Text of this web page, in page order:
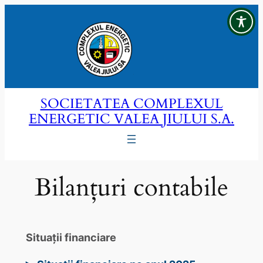
SOCIETATEA COMPLEXUL
ENERGETIC VALEA JIULUI S.A.
Bilanțuri contabile
Situaţii financiare